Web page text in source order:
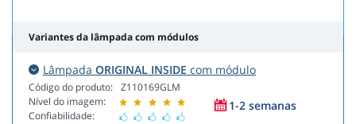
Variantes da lâmpada com módulos
Lâmpada ORIGINAL INSIDE com módulo
Código do produto:
Nível do imagem:
Confiabilidade:
Z110169GLM
1-2 semanas